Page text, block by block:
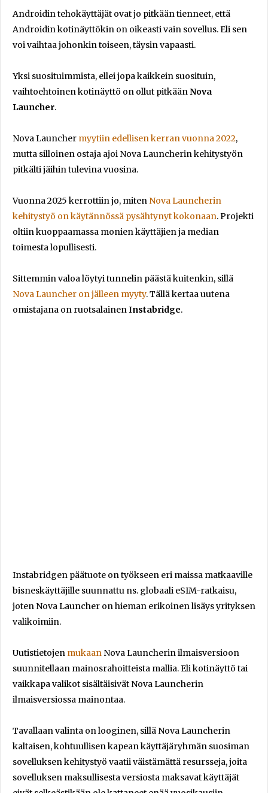
Androidin tehokäyttäjät ovat jo pitkään tienneet, että
Androidin kotinäyttökin on oikeasti vain sovellus. Eli sen
voi vaihtaa johonkin toiseen, täysin vapaasti.
Yksi suosituimmista, ellei jopa kaikkein suosituin,
vaihtoehtoinen kotinäyttö on ollut pitkään Nova
Launcher.
Nova Launcher myytiin edellisen kerran vuonna 2022,
mutta silloinen ostaja ajoi Nova Launcherin kehitystyön
pitkälti jäihin tulevina vuosina.
Vuonna 2025 kerrottiin jo, miten Nova Launcherin
kehitystyö on käytännössä pysähtynyt kokonaan. Projekti
oltiin kuoppaamassa monien käyttäjien ja median
toimesta lopullisesti.
Sittemmin valoa löytyi tunnelin päästä kuitenkin, sillä
Nova Launcher on jälleen myyty. Tällä kertaa uutena
omistajana on ruotsalainen Instabridge.
Instabridgen päätuote on työkseen eri maissa matkaaville
bisneskäyttäjille suunnattu ns. globaali eSIM-ratkaisu,
joten Nova Launcher on hieman erikoinen lisäys yrityksen
valikoimiin.
Uutistietojen mukaan Nova Launcherin ilmaisversioon
suunnitellaan mainosrahoitteista mallia. Eli kotinäyttö tai
vaikkapa valikot sisältäisivät Nova Launcherin
ilmaisversiossa mainontaa.
Tavallaan valinta on looginen, sillä Nova Launcherin
kaltaisen, kohtuullisen kapean käyttäjäryhmän suosiman
sovelluksen kehitystyö vaatii väistämättä resursseja, joita
sovelluksen maksullisesta versiosta maksavat käyttäjät